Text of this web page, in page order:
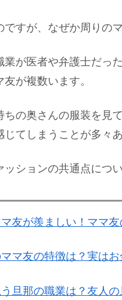
すが、なぜか周りの
業が医者や弁護士だっ
が複数います。
ちの奥さんの服装を見
てしまうことが多々あ
ッションの共通点につ
友が羨ましい！ママ
マ友の特徴は？実は
旦那の職業は？友人